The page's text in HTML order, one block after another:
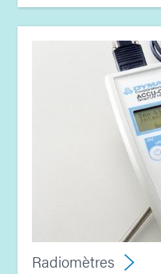
Radiomètres